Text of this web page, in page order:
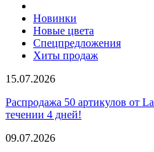
Новинки
Новые цвета
Спецпредложения
Хиты продаж
15.07.2026
Распродажа 50 артикулов от
течении 4 дней!
09.07.2026